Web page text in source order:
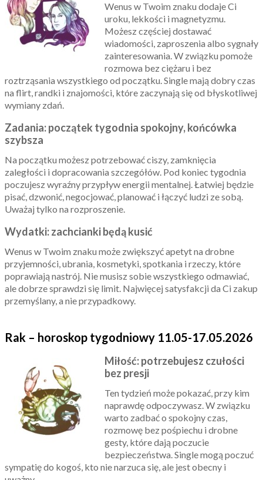
Wenus w Twoim znaku dodaje Ci
uroku, lekkości i magnetyzmu.
Możesz częściej dostawać
wiadomości, zaproszenia albo sygnały
zainteresowania. W związku pomoże
rozmowa bez ciężaru i bez
roztrząsania wszystkiego od początku. Single mają dobry czas
na flirt, randki i znajomości, które zaczynają się od błyskotliwej
wymiany zdań.
Zadania: początek tygodnia spokojny, końcówka
szybsza
Na początku możesz potrzebować ciszy, zamknięcia
zaległości i dopracowania szczegółów. Pod koniec tygodnia
poczujesz wyraźny przypływ energii mentalnej. Łatwiej będzie
pisać, dzwonić, negocjować, planować i łączyć ludzi ze sobą.
Uważaj tylko na rozproszenie.
Wydatki: zachcianki będą kusić
Wenus w Twoim znaku może zwiększyć apetyt na drobne
przyjemności, ubrania, kosmetyki, spotkania i rzeczy, które
poprawiają nastrój. Nie musisz sobie wszystkiego odmawiać,
ale dobrze sprawdzi się limit. Najwięcej satysfakcji da Ci zakup
przemyślany, a nie przypadkowy.
Rak – horoskop tygodniowy 11.05-17.05.2026
Miłość: potrzebujesz czułości
bez presji
Ten tydzień może pokazać, przy kim
naprawdę odpoczywasz. W związku
warto zadbać o spokojny czas,
rozmowę bez pośpiechu i drobne
gesty, które dają poczucie
bezpieczeństwa. Single mogą poczuć
sympatię do kogoś, kto nie narzuca się, ale jest obecny i